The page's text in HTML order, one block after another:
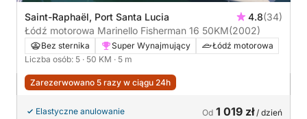
Saint-Raphaël, Port Santa Lucia 4.8(34)
Łódź motorowa Marinello Fisherman 16 50KM(2002)
Bez sternika Super Wynajmujący
Łódź motorowa
Liczba osób: 5 · 50 KM · 5 m
Zarezerwowano 5 razy w ciągu 24h
Elastyczne anulowanie Od 1 019 zł/ dzień